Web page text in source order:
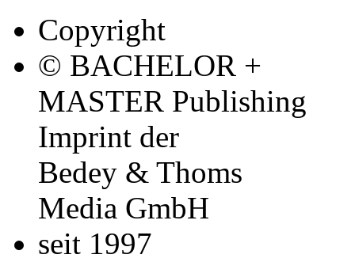
Copyright
© BACHELOR +
MASTER Publishing
Imprint der
Bedey & Thoms
Media GmbH
seit 1997